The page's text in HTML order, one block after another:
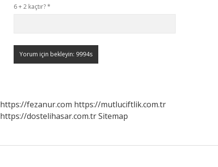
6 + 2 kaçtır?*
https://fezanur.com https://mutluciftlik.com.tr
https://dostelihasar.com.trSitemap